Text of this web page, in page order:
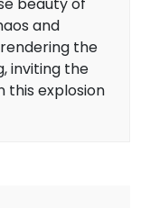
beauty of
and
the
inviting the
this explosion